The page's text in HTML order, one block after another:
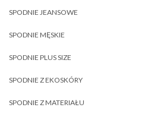
SPODNIE JEANSOWE
SPODNIE MĘSKIE
SPODNIE PLUS SIZE
SPODNIE Z EKOSKÓRY
SPODNIE Z MATERIAŁU